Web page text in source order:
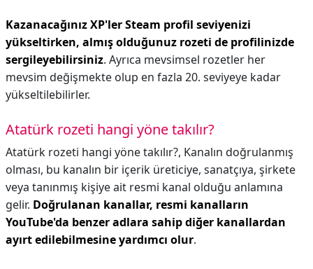
Kazanacağınız XP'ler Steam profil seviyenizi
yükseltirken, almış olduğunuz rozeti de profilinizde
sergileyebilirsiniz. Ayrıca mevsimsel rozetler her
mevsim değişmekte olup en fazla 20. seviyeye kadar
yükseltilebilirler.
Atatürk rozeti hangi yöne takılır?
Atatürk rozeti hangi yöne takılır?, Kanalın doğrulanmış
olması, bu kanalın bir içerik üreticiye, sanatçıya, şirkete
veya tanınmış kişiye ait resmi kanal olduğu anlamına
gelir. Doğrulanan kanallar, resmi kanalların
YouTube'da benzer adlara sahip diğer kanallardan
ayırt edilebilmesine yardımcı olur.